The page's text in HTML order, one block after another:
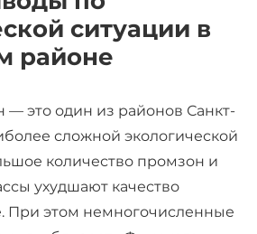
ситуации в
районе
— это один из районов Санкт-
сложной экологической
количество промзон и
ухудшают качество
При этом немногочисленные